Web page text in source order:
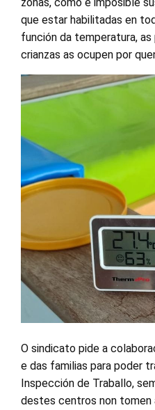
que estar habilitadas en
función da temperatura,
crianzas as ocupen por
O sindicato pide a
e das familias para poder
Inspección de Traballo,
destes centros non tomen